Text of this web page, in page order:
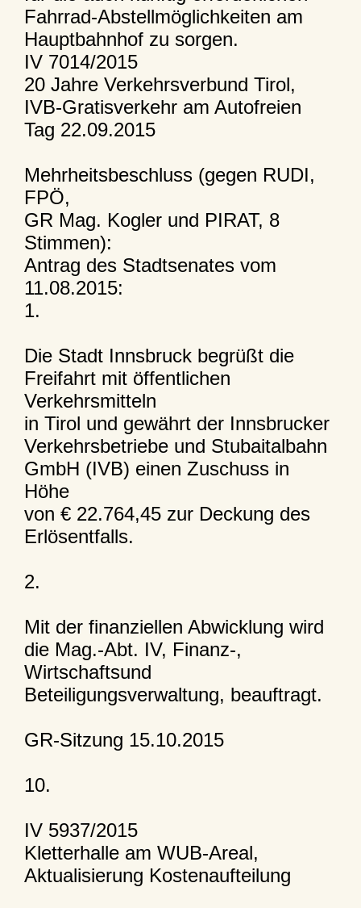
Fahrrad-Abstellmöglichkeiten am
Hauptbahnhof zu sorgen.
IV 7014/2015
20 Jahre Verkehrsverbund Tirol,
IVB-Gratisverkehr am Autofreien
Tag 22.09.2015
Mehrheitsbeschluss (gegen RUDI,
FPÖ,
GR Mag. Kogler und PIRAT, 8
Stimmen):
Antrag des Stadtsenates vom
11.08.2015:
1.
Die Stadt Innsbruck begrüßt die
Freifahrt mit öffentlichen
Verkehrsmitteln
in Tirol und gewährt der Innsbrucker
Verkehrsbetriebe und Stubaitalbahn
GmbH (IVB) einen Zuschuss in
Höhe
von € 22.764,45 zur Deckung des
Erlösentfalls.
2.
Mit der finanziellen Abwicklung wird
die Mag.-Abt. IV, Finanz-,
Wirtschaftsund
Beteiligungsverwaltung, beauftragt.
GR-Sitzung 15.10.2015
10.
IV 5937/2015
Kletterhalle am WUB-Areal,
Aktualisierung Kostenaufteilung